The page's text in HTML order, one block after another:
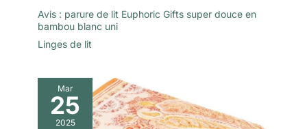
Avis : parure de lit Euphoric Gifts super douce en
bambou blanc uni
Linges de lit
Mar
25
2025